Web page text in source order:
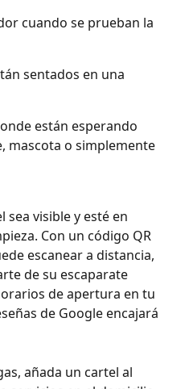
cuando se prueban la
sentados en una
están esperando
mascota o simplemente
sea visible y esté en
Con un código QR
escanear a distancia,
de su escaparate
de apertura en tu
de Google encajará
añada un cartel al